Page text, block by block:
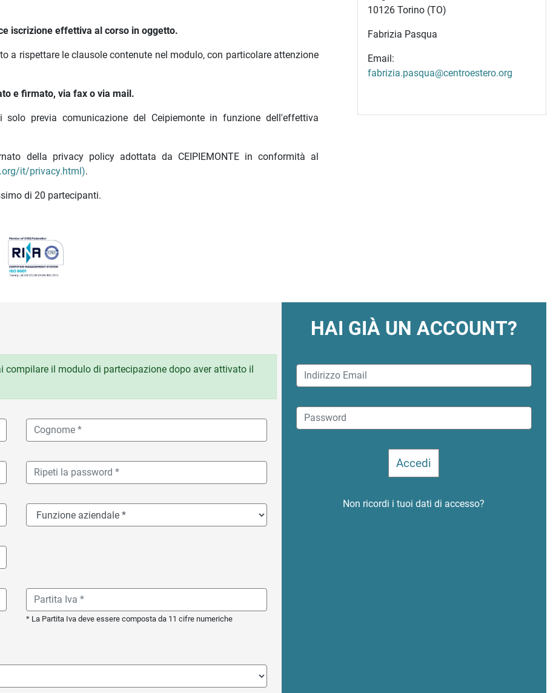
iscrizione effettiva al corso in oggetto.
a rispettare le clausole contenute nel modulo, con particolare attenzione
e firmato, via fax o via mail.
previa comunicazione del Ceipiemonte in funzione dell'effettiva
della privacy policy adottata da CEIPIEMONTE in conformità al
it/privacy.html).
di 20 partecipanti.
10126 Torino (TO)
Fabrizia Pasqua
Email:
fabrizia.pasqua@centroestero.org
compilare il modulo di partecipazione dopo aver attivato il
* La Partita Iva deve essere composta da 11 cifre numeriche
HAI GIÀ UN ACCOUNT?
Non ricordi i tuoi dati di accesso?